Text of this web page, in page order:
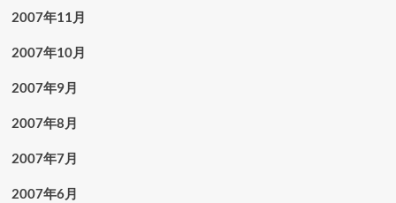
2007年11月
2007年10月
2007年9月
2007年8月
2007年7月
2007年6月